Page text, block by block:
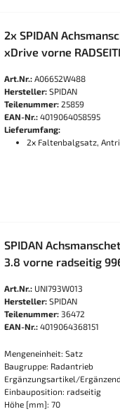
2x SPIDAN
xDrive vorne
Art.Nr.: A06652W488
Hersteller: SPIDAN
Teilenummer: 25859
EAN-Nr.: 4019064058595
Lieferumfang:
2x Faltenbalgsatz,
SPIDAN
3.8 vorne radseitig
Art.Nr.: UNI793W013
Hersteller: SPIDAN
Teilenummer: 36472
EAN-Nr.: 4019064368151
Mengeneinheit: Satz
Baugruppe: Radantrieb
Ergänzungsartikel/
Einbauposition: radseitig
Höhe [mm]: 70